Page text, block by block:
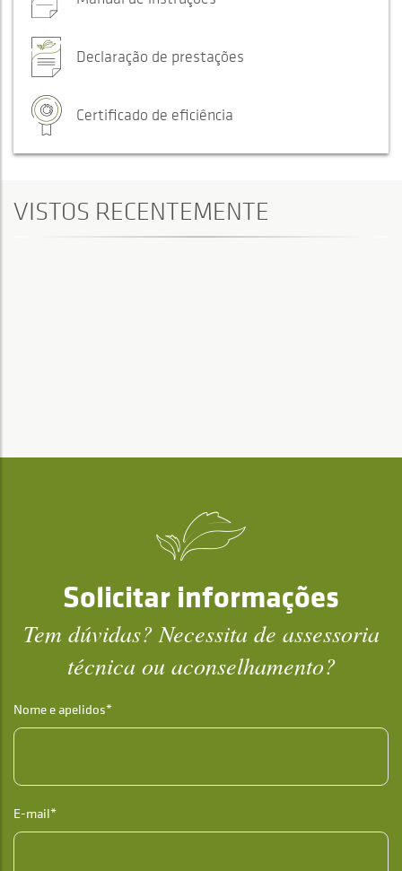
Declaração de prestações
Certificado de eficiência
VISTOS RECENTEMENTE
Solicitar informações
Tem dúvidas? Necessita de assessoria
técnica ou aconselhamento?
Nome e apelidos*
E-mail*